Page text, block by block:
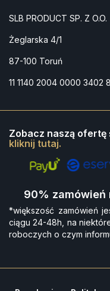
SLB PRODUCT SP. Z O.O.
Żeglarska 4/1
87-100 Toruń
11 1140 2004 0000 3402
Zobacz naszą ofertę
kliknij tutaj.
90% zamówień
*większość zamówień
ciągu 24-48h, na
roboczych o czym